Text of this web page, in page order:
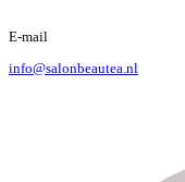
E-mail
info@salonbeautea.nl